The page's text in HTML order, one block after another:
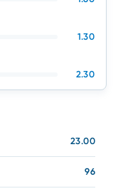
1.30
2.30
23.00
96